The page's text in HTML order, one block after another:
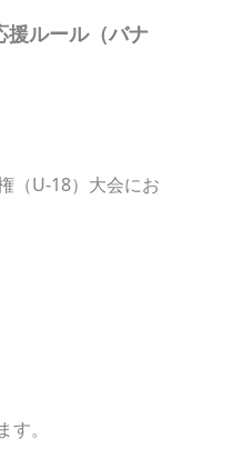
ルール（バナ
（U-18）大会にお
。